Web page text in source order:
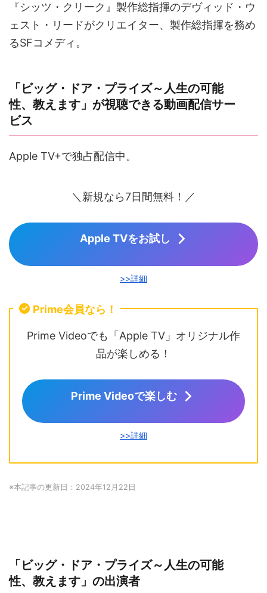
『シッツ・クリーク』製作総指揮のデヴィッド・ウ
ェスト・リードがクリエイター、製作総指揮を務め
るSFコメディ。
「ビッグ・ドア・プライズ～人生の可能
性、教えます」が視聴できる動画配信サー
ビス
Apple TV+で独占配信中。
＼新規なら7日間無料！／
Apple TVをお試し
>>詳細
Prime会員なら！
Prime Videoでも「Apple TV」オリジナル作
品が楽しめる！
Prime Videoで楽しむ
>>詳細
※本記事の更新日：2024年12月22日
「ビッグ・ドア・プライズ～人生の可能
性、教えます」の出演者